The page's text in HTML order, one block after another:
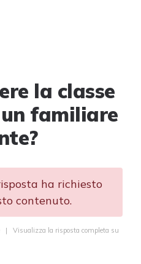
la classe
familiare
ha richiesto
contenuto.
| Visualizza la risposta completa su